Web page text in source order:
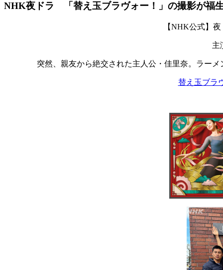
NHK夜ドラ 「替え玉ブラヴォー！」の撮影が福
【NHK公式】
主
突然、親友から絶交された主人公・佳里奈。ラー
替え玉ブラ